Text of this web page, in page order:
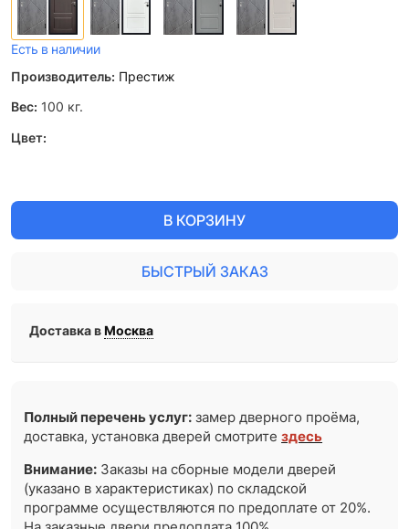
Есть в наличии
Производитель: Престиж
Вес: 100 кг.
Цвет:
В КОРЗИНУ
БЫСТРЫЙ ЗАКАЗ
Доставка вМосква
Полный перечень услуг: замер дверного проёма,
доставка, установка дверей смотритездесь
Внимание: Заказы на сборные модели дверей
(указано в характеристиках) по складской
программе осуществляются по предоплате от 20%.